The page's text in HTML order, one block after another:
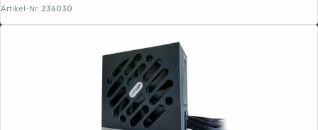
Artikel-Nr.:236030